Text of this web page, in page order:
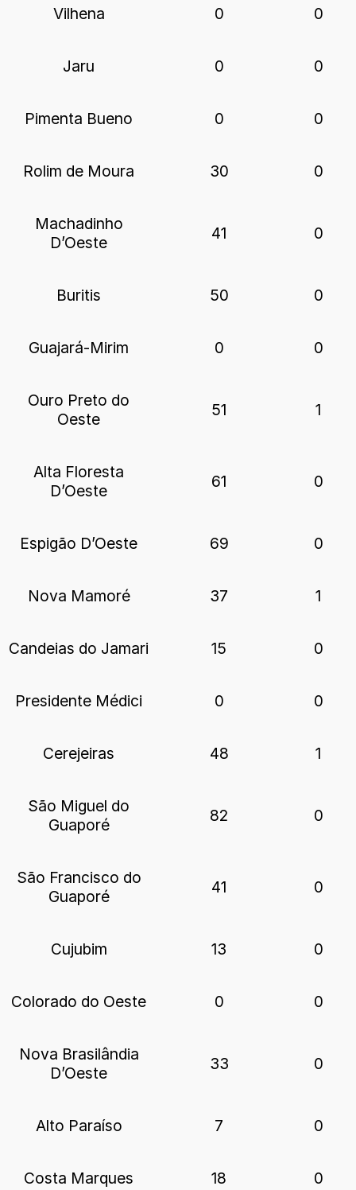
Vilhena 0 0
Jaru 0 0
Pimenta Bueno 0 0
Rolim de Moura 30 0
Machadinho
D’Oeste
41 0
Buritis 50 0
Guajará-Mirim 0 0
Ouro Preto do
Oeste
51 1
Alta Floresta
D’Oeste
61 0
Espigão D’Oeste 69 0
Nova Mamoré 37 1
Candeias do Jamari 15 0
Presidente Médici 0 0
Cerejeiras 48 1
São Miguel do
Guaporé
82 0
São Francisco do
Guaporé
41 0
Cujubim 13 0
Colorado do Oeste 0 0
Nova Brasilândia
D’Oeste
33 0
Alto Paraíso 7 0
Costa Marques 18 0